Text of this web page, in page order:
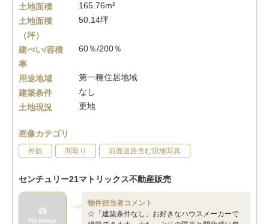
土地面積
165.76m²
土地面積
（坪）
50.14坪
建ぺい/容積
率
60％/200％
用途地域
第一種住居地域
建築条件
なし
土地現況
更地
画像カテゴリ
外観 間取り 前面道路含む現地写真
センチュリー21マトリックス不動産販売
物件担当者コメント
☆「建築条件なし」お好きなハウスメーカーで